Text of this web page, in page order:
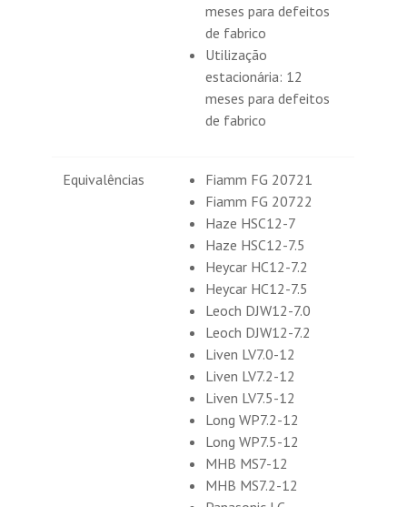
meses para defeitos
de fabrico
Utilização
estacionária: 12
meses para defeitos
de fabrico
Equivalências
Fiamm FG 20721
Fiamm FG 20722
Haze HSC12-7
Haze HSC12-7.5
Heycar HC12-7.2
Heycar HC12-7.5
Leoch DJW12-7.0
Leoch DJW12-7.2
Liven LV7.0-12
Liven LV7.2-12
Liven LV7.5-12
Long WP7.2-12
Long WP7.5-12
MHB MS7-12
MHB MS7.2-12